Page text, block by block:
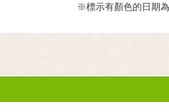
※標示有顏色的日期為